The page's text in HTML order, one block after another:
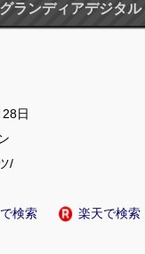
グランディアデジタ
日
/
検索 楽天で検索